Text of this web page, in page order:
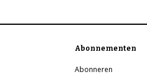
Abonnementen
Abonneren